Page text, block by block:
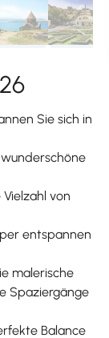
Sie sich in
von
entspannen
malerische
Spaziergänge
Balance